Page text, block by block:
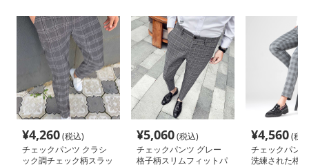
¥4,260(税込)
チェックパンツ クラシ
ック調チェック柄スラッ
¥5,060(税込)
チェックパンツ グレー
格子柄スリムフィットパ
¥4,560(税
チェックパン
洗練された格